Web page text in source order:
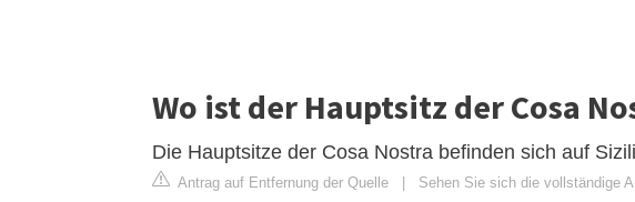
Wo ist der Hauptsitz der Cosa
Die Hauptsitze der Cosa Nostra befinden sich auf
Antrag auf Entfernung der Quelle Sehen Sie sich die vollständige